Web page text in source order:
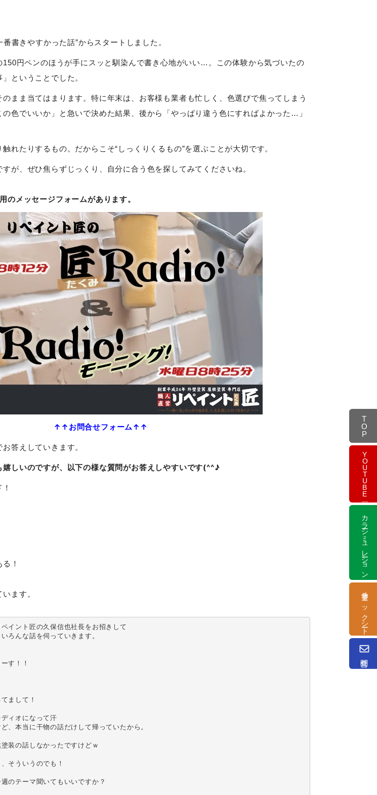
書きやすかった話”からスタートしました。
150円ペンのほうが手にスッと馴染んで書き心地がいい…。この体験から気づいたの
ということでした。
まま当てはまります。特に年末は、お客様も業者も忙しく、色選びで焦ってしまう
色でいいか」と急いで決めた結果、後から「やっぱり違う色にすればよかった…」
れたりするもの。だからこそ“しっくりくるもの”を選ぶことが大切です。
が、ぜひ焦らずじっくり、自分に合う色を探してみてくださいね。
のメッセージフォームがあります。
↑↑お問合せフォーム↑↑
答えしていきます。
しいのですが、以下の様な質問がお答えしやすいです(^^♪
！
ます。
イント匠の久保信也社長をお招きして
ろんな話を伺っていきます。
す！！
まして！
ィオになって汗
、本当に干物の話だけして帰っていたから。
装の話しなかったですけどｗ
そういうのでも！
のテーマ聞いてもいいですか？
TOP
YOUTUBE
カラーシミュレーション
塗替チェックシート
問合せ